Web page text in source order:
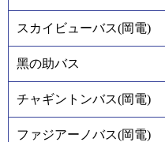
スカイビューバス(岡電)
黑の助バス
チャギントンバス(岡電)
ファジアーノバス(岡電)